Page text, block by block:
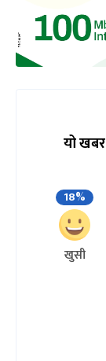
यो
18%
खुसी